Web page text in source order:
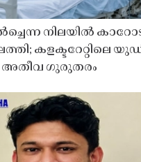
നിലയിൽ
കളക്ടറേറ്റിലെ
അതീവ ഗുരുതരം